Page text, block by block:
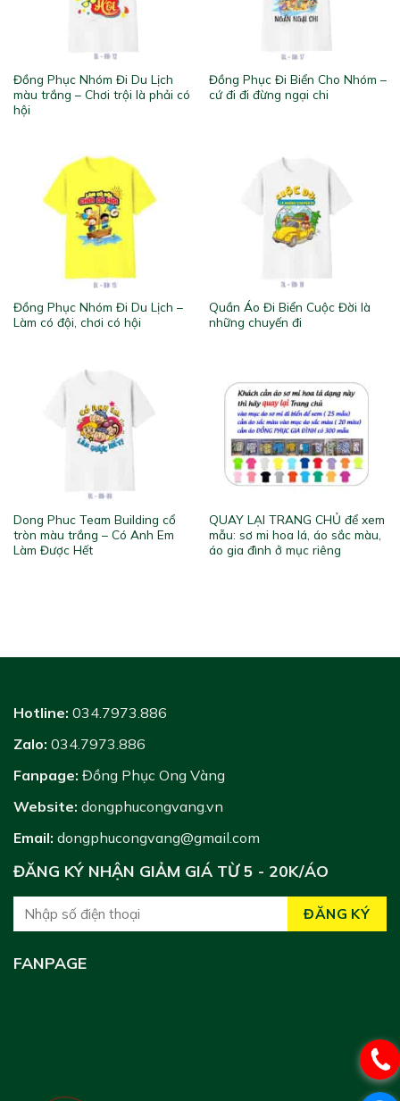
Đồng Phục Nhóm Đi Du Lịch
màu trắng – Chơi trội là phải có
hội
Đồng Phục Đi Biển Cho Nhóm –
cứ đi đi đừng ngại chi
Đồng Phục Nhóm Đi Du Lịch –
Làm có đội, chơi có hội
Quần Áo Đi Biển Cuộc Đời là
những chuyến đi
Dong Phuc Team Building cổ
tròn màu trắng – Có Anh Em
Làm Được Hết
QUAY LẠI TRANG CHỦ để xem
mẫu: sơ mi hoa lá, áo sắc màu,
áo gia đình ở mục riêng
Hotline: 034.7973.886
Zalo: 034.7973.886
Fanpage: Đồng Phục Ong Vàng
Website: dongphucongvang.vn
Email: dongphucongvang@gmail.com
ĐĂNG KÝ NHẬN GIẢM GIÁ TỪ 5 - 20K/ÁO
FANPAGE